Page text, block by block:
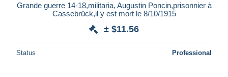
Grande guerre 14-18,militaria, Augustin Poncin,prisonnier à
Cassebrück,il y est mort le 8/10/1915
± $11.56
Status Professional